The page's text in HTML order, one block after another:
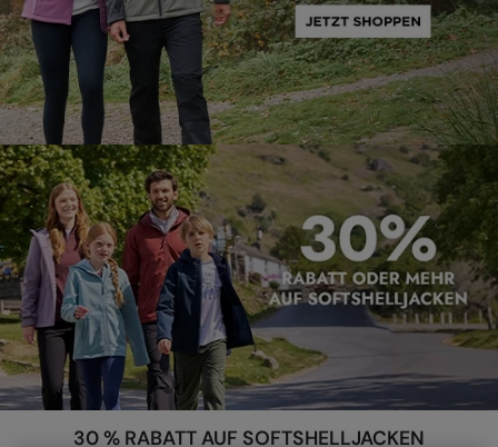
30 % RABATT AUF SOFTSHELLJACKEN